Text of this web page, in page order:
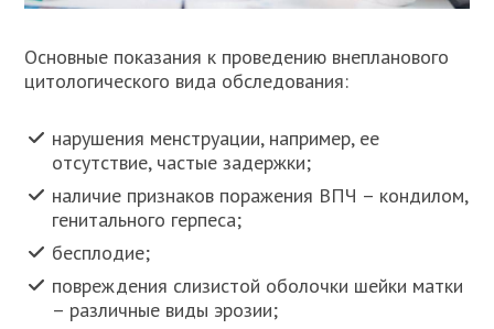
Основные показания к проведению внепланового
цитологического вида обследования:
нарушения менструации, например, ее
отсутствие, частые задержки;
наличие признаков поражения ВПЧ – кондилом,
генитального герпеса;
бесплодие;
повреждения слизистой оболочки шейки матки
– различные виды эрозии;